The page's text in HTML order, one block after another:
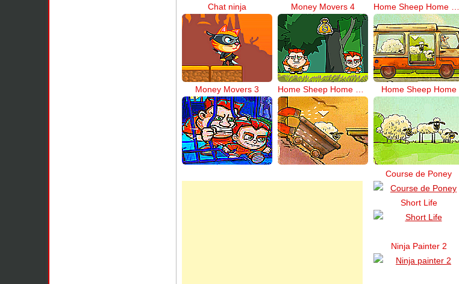
Chat ninja Money Movers 4
Money Movers 3 Home Sheep Home
Course de Poney
Short Life
Ninja Painter 2